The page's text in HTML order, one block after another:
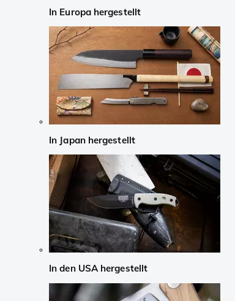
In Europa hergestellt
In Japan hergestellt
In den USA hergestellt